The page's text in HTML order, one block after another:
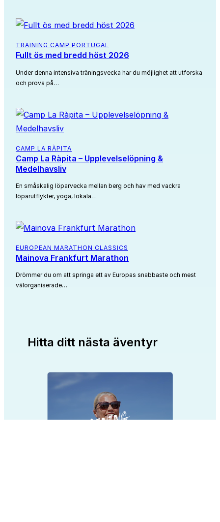
TRAINING CAMP PORTUGAL
Fullt ös med bredd höst 2026
Under denna intensiva träningsvecka har du möjlighet att utforska
och prova på…
CAMP LA RÀPITA
Camp La Ràpita – Upplevelselöpning &
Medelhavsliv
En småskalig löparvecka mellan berg och hav med vackra
löparutflykter, yoga, lokala…
EUROPEAN MARATHON CLASSICS
Mainova Frankfurt Marathon
Drömmer du om att springa ett av Europas snabbaste och mest
välorganiserade…
Hitta ditt nästa äventyr